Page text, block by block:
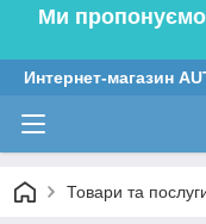
Ми пропонуємо
Интернет-магазин
Товари та